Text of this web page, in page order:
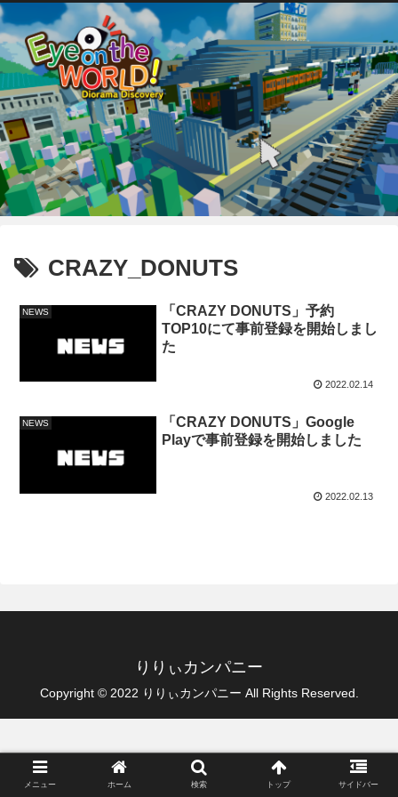
CRAZY_DONUTS
NEWS
「CRAZY DONUTS」予約
TOP10にて事前登録を開始しまし
た
2022.02.14
NEWS
「CRAZY DONUTS」Google
Playで事前登録を開始しました
2022.02.13
りりぃカンパニー
Copyright © 2022 りりぃカンパニー All Rights Reserved.
メニュー ホーム 検索 トップ サイドバー